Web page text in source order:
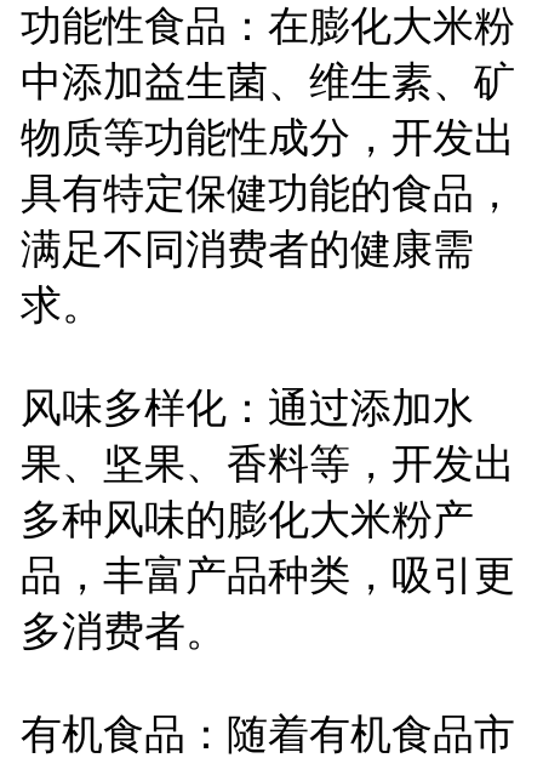
功能性食品：在膨化大米粉
中添加益生菌、维生素、矿
物质等功能性成分，开发出
具有特定保健功能的食品，
满足不同消费者的健康需
求。
风味多样化：通过添加水
果、坚果、香料等，开发出
多种风味的膨化大米粉产
品，丰富产品种类，吸引更
多消费者。
有机食品：随着有机食品市